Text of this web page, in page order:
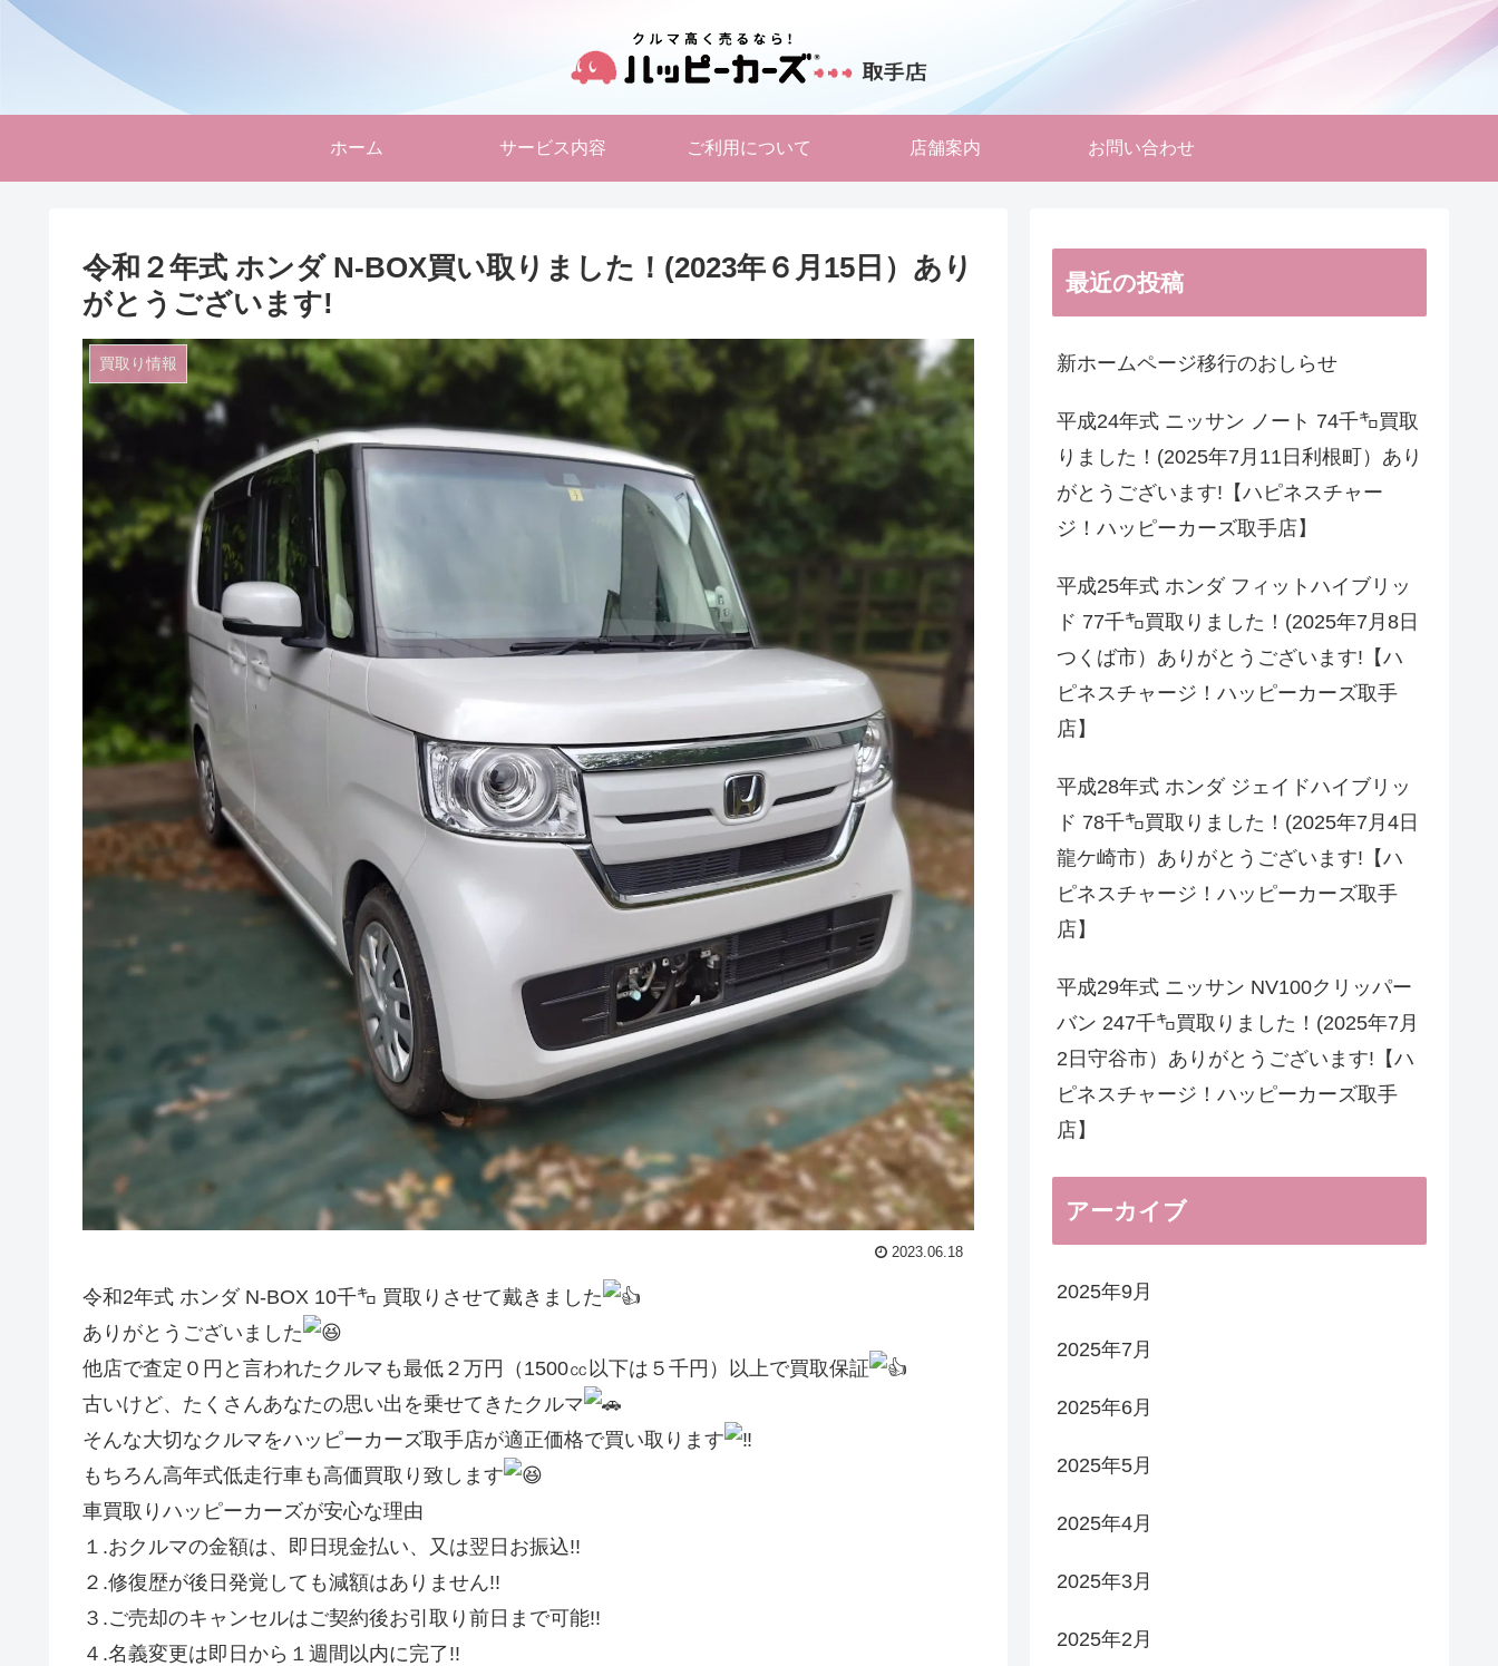
ホーム サービス内容 ご利用について 店舗案内 お問い合わせ
令和２年式 ホンダ N-BOX買い取りました！(2023年６月15日）あり
がとうございます!
買取り情報
2023.06.18
令和2年式 ホンダ N-BOX 10千㌔ 買取りさせて戴きました
ありがとうございました
他店で査定０円と言われたクルマも最低２万円（1500㏄以下は５千円）以上で買取保証
古いけど、たくさんあなたの思い出を乗せてきたクルマ
そんな大切なクルマをハッピーカーズ取手店が適正価格で買い取ります
もちろん高年式低走行車も高価買取り致します
車買取りハッピーカーズが安心な理由
１.おクルマの金額は、即日現金払い、又は翌日お振込!!
２.修復歴が後日発覚しても減額はありません!!
３.ご売却のキャンセルはご契約後お引取り前日まで可能!!
４.名義変更は即日から１週間以内に完了!!
最近の投稿
新ホームページ移行のおしらせ
平成24年式 ニッサン ノート 74千㌔買取
りました！(2025年7月11日利根町）あり
がとうございます!【ハピネスチャー
ジ！ハッピーカーズ取手店】
平成25年式 ホンダ フィットハイブリッ
ド 77千㌔買取りました！(2025年7月8日
つくば市）ありがとうございます!【ハ
ピネスチャージ！ハッピーカーズ取手
店】
平成28年式 ホンダ ジェイドハイブリッ
ド 78千㌔買取りました！(2025年7月4日
龍ケ崎市）ありがとうございます!【ハ
ピネスチャージ！ハッピーカーズ取手
店】
平成29年式 ニッサン NV100クリッパー
バン 247千㌔買取りました！(2025年7月
2日守谷市）ありがとうございます!【ハ
ピネスチャージ！ハッピーカーズ取手
店】
アーカイブ
2025年9月
2025年7月
2025年6月
2025年5月
2025年4月
2025年3月
2025年2月